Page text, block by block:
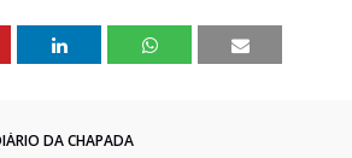
DA CHAPADA